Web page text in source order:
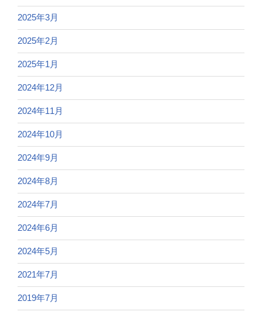
2025年3月
2025年2月
2025年1月
2024年12月
2024年11月
2024年10月
2024年9月
2024年8月
2024年7月
2024年6月
2024年5月
2021年7月
2019年7月